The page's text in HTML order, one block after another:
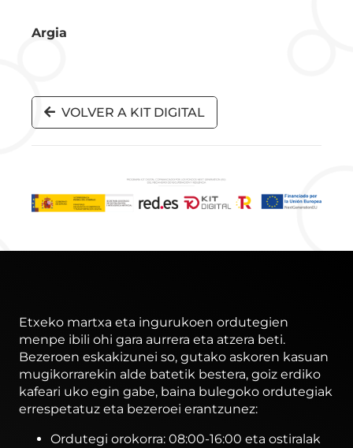
Argia
VOLVER A KIT DIGITAL
Etxeko martxa eta ingurukoen ordutegien
menpe ibili ohi gara aurrera eta atzera beti.
Bezeroen eskakizunei so, gutako askoren kasuan
mugikorrarekin alde batetik bestera, goiz erdiko
kafeari uko egin gabe, baina bulegoko ordutegiak
errespetatuz eta bezeroei erantzunez:
Ordutegi orokorra: 08:00-16:00 eta ostiralak